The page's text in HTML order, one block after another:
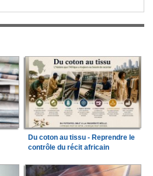
Du coton au tissu - Reprendre le
contrôle du récit africain